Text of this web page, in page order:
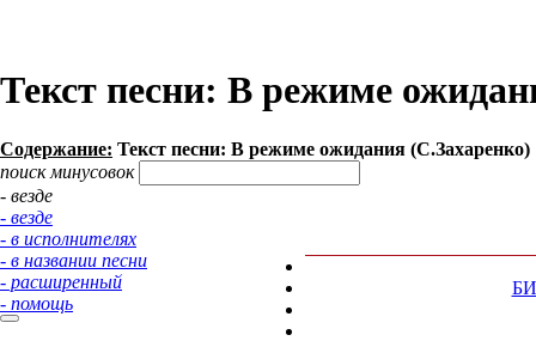
Текст песни: В режиме
Содержание: Текст песни: В режиме ожидания (С.Захаренко)
поиск минусовок
- везде
- везде
- в исполнителях
- в названии песни
- расширенный
- помощь